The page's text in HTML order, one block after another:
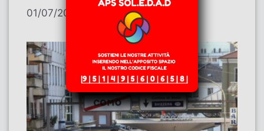
01/07/2026 Contributi